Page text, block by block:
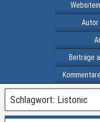
Beiträge
Schlagwort: Listonic